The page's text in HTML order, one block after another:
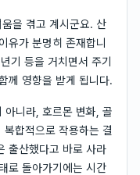
을 겪고 계시군요. 산
유가 분명히 존재합니
기 등을 거치면서 주기
께 영향을 받게 됩니다.
아니라, 호르몬 변화, 골
합적으로 작용하는 결
출산했다고 바로 사라
로 돌아가기에는 시간